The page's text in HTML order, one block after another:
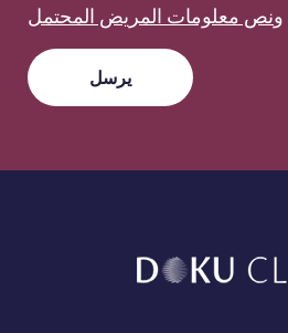
ونص معلومات المريض المحتمل